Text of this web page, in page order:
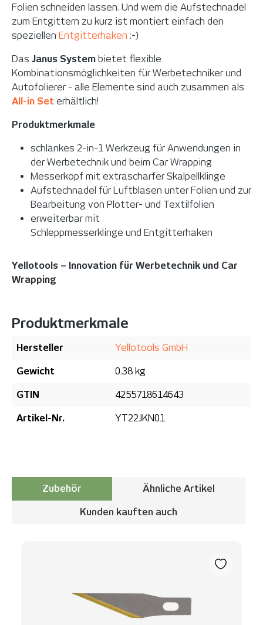
Folien schneiden lassen. Und wem die Aufstechnadel
zum Entgittern zu kurz ist montiert einfach den
speziellen Entgitterhaken ;-)
Das Janus System bietet flexible
Kombinationsmöglichkeiten für Werbetechniker und
Autofolierer - alle Elemente sind auch zusammen als
All-in Set erhältlich!
Produktmerkmale
schlankes 2-in-1 Werkzeug für Anwendungen in
der Werbetechnik und beim Car Wrapping
Messerkopf mit extrascharfer Skalpellklinge
Aufstechnadel für Luftblasen unter Folien und zur
Bearbeitung von Plotter- und Textilfolien
erweiterbar mit
Schleppmesserklinge und Entgitterhaken
Yellotools – Innovation für Werbetechnik und Car
Wrapping
Produktmerkmale
Hersteller Yellotools GmbH
Gewicht 0.38 kg
GTIN 4255718614643
Artikel-Nr. YT22JKN01
Zubehör Ähnliche Artikel
Kunden kauften auch